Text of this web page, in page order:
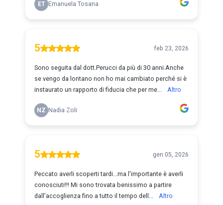
ET Emanuela Tosana
5 feb 23, 2026
Sono seguita dal dott.Perucci da più di 30 anni.Anche
se vengo da lontano non ho mai cambiato perché si è
instaurato un rapporto di fiducia che per me...
Altro
NZ Nadia Zoli
5 gen 05, 2026
Peccato averli scoperti tardi...ma l'importante è averli
conosciuti!!! Mi sono trovata benissimo a partire
dall'accoglienza fino a tutto il tempo dell...
Altro